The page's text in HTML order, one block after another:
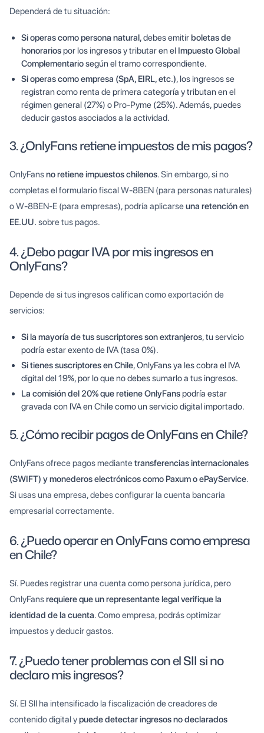
Dependerá de tu situación:
Si operas como persona natural, debes emitirboletas de
honorariospor los ingresos y tributar en el Impuesto Global
Complementariosegún el tramo correspondiente.
Si operas como empresa (SpA, EIRL, etc.), los ingresos se
registran como renta de primera categoría y tributan en el
régimen general (27%) o Pro-Pyme (25%). Además, puedes
deducir gastos asociados a la actividad.
3. ¿OnlyFans retiene impuestos de mis pagos?
OnlyFansno retiene impuestos chilenos. Sin embargo, si no
completas el formulario fiscal W-8BEN (para personas naturales)
o W-8BEN-E (para empresas), podría aplicarseuna retención en
EE.UU. sobre tus pagos.
4. ¿Debo pagar IVA por mis ingresos en
OnlyFans?
Depende de si tus ingresos califican como exportación de
servicios:
Si la mayoría de tus suscriptores son extranjeros, tu servicio
podría estar exento de IVA (tasa 0%).
Si tienes suscriptores en Chile, OnlyFans ya les cobra el IVA
digital del 19%, por lo que no debes sumarlo a tus ingresos.
La comisión del 20% que retiene OnlyFanspodría estar
gravada con IVA en Chile como un servicio digital importado.
5. ¿Cómo recibir pagos de OnlyFans en Chile?
OnlyFans ofrece pagos mediantetransferencias internacionales
(SWIFT) y monederos electrónicos como Paxum o ePayService.
Si usas una empresa, debes configurar la cuenta bancaria
empresarial correctamente.
6. ¿Puedo operar en OnlyFans como empresa
en Chile?
Sí. Puedes registrar una cuenta como persona jurídica, pero
OnlyFansrequiere que un representante legal verifique la
identidad de la cuenta. Como empresa, podrás optimizar
impuestos y deducir gastos.
7. ¿Puedo tener problemas con el SII si no
declaro mis ingresos?
Sí. El SII ha intensificado la fiscalización de creadores de
contenido digital ypuede detectar ingresos no declarados